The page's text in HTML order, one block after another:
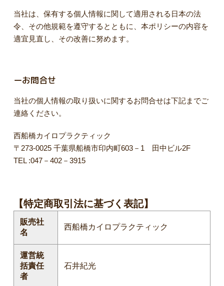
当社は、保有する個人情報に関して適用される日本の法
令、その他規範を遵守するとともに、本ポリシーの内容を
適宜見直し、その改善に努めます。
ーお問合せ
当社の個人情報の取り扱いに関するお問合せは下記までご
連絡ください。
西船橋カイロプラクティック
〒273-0025 千葉県船橋市印内町603－1 田中ビル2F
TEL :047－402－3915
【特定商取引法に基づく表記】
販売社
名
西船橋カイロプラクティック
運営統
括責任
者
石井紀光